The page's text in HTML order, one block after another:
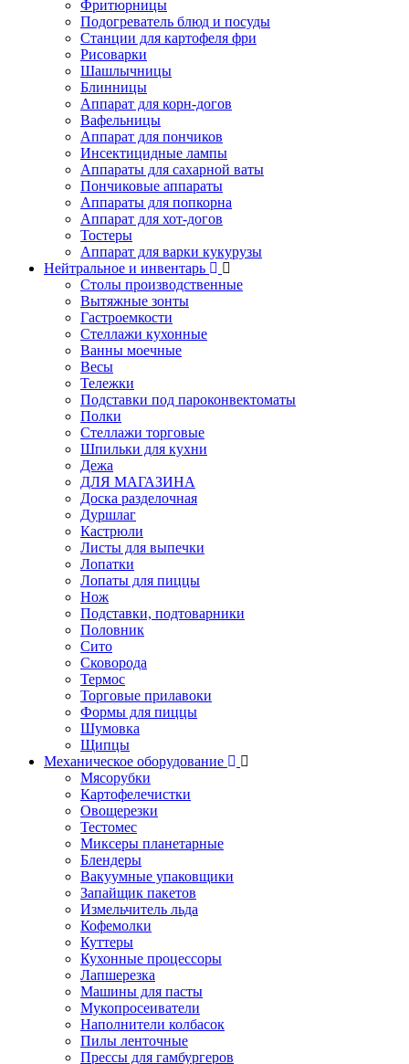
Фритюрницы
Подогреватель блюд и посуды
Станции для картофеля фри
Рисоварки
Шашлычницы
Блинницы
Аппарат для корн-догов
Вафельницы
Аппарат для пончиков
Инсектицидные лампы
Аппараты для сахарной ваты
Пончиковые аппараты
Аппараты для попкорна
Аппарат для хот-догов
Тостеры
Аппарат для варки кукурузы
Нейтральное и инвентарь
Столы производственные
Вытяжные зонты
Гастроемкости
Стеллажи кухонные
Ванны моечные
Весы
Тележки
Подставки под пароконвектоматы
Полки
Стеллажи торговые
Шпильки для кухни
Дежа
ДЛЯ МАГАЗИНА
Доска разделочная
Дуршлаг
Кастрюли
Листы для выпечки
Лопатки
Лопаты для пиццы
Нож
Подставки, подтоварники
Половник
Сито
Сковорода
Термос
Торговые прилавоки
Формы для пиццы
Шумовка
Щипцы
Механическое оборудование
Мясорубки
Картофелечистки
Овощерезки
Тестомес
Миксеры планетарные
Блендеры
Вакуумные упаковщики
Запайщик пакетов
Измельчитель льда
Кофемолки
Куттеры
Кухонные процессоры
Лапшерезка
Машины для пасты
Мукопросеиватели
Наполнители колбасок
Пилы ленточные
Прессы для гамбургеров